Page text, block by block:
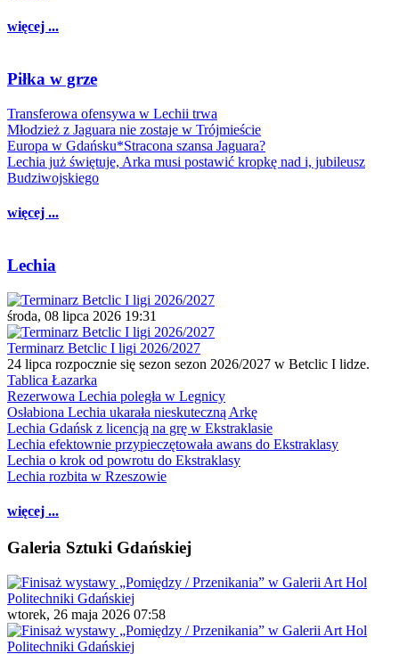
więcej ...
Piłka w grze
Transferowa ofensywa w Lechii trwa
Młodzież z Jaguara nie zostaje w Trójmieście
Europa w Gdańsku*Stracona szansa Jaguara?
Lechia już świętuje, Arka musi postawić kropkę nad i, jubileusz
Budziwojskiego
więcej ...
Lechia
środa, 08 lipca 2026 19:31
Terminarz Betclic I ligi 2026/2027
24 lipca rozpocznie się sezon sezon 2026/2027 w Betclic I lidze.
Tablica Łazarka
Rezerwowa Lechia poległa w Legnicy
Osłabiona Lechia ukarała nieskuteczną Arkę
Lechia Gdańsk z licencją na grę w Ekstraklasie
Lechia efektownie przypieczętowała awans do Ekstraklasy
Lechia o krok od powrotu do Ekstraklasy
Lechia rozbita w Rzeszowie
więcej ...
Galeria Sztuki Gdańskiej
wtorek, 26 maja 2026 07:58